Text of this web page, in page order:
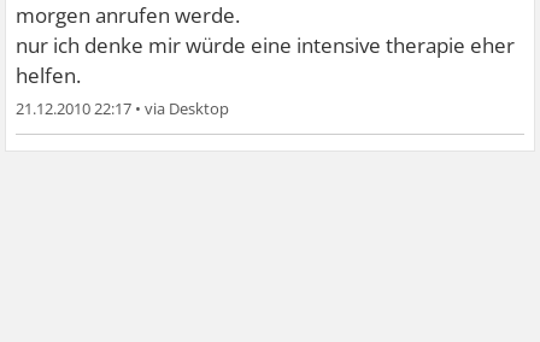
morgen anrufen werde.
nur ich denke mir würde eine intensive therapie eher
helfen.
21.12.2010 22:17 •